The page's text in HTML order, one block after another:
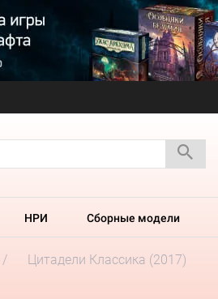
НРИ Сборные модели
Цитадели Классика (2017)